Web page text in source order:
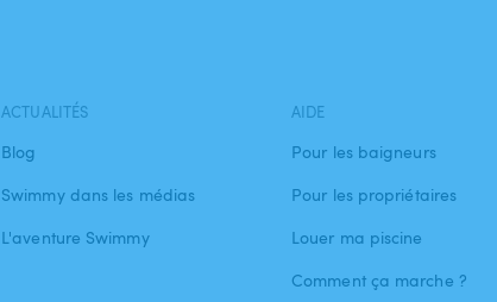
ACTUALITÉS
Blog
Swimmy dans les médias
L'aventure Swimmy
AIDE
Pour les baigneurs
Pour les propriétaires
Louer ma piscine
Comment ça marche ?